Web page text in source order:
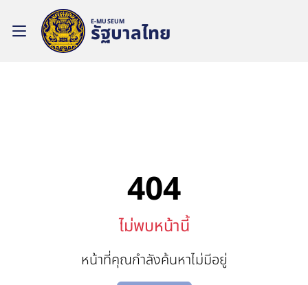
รัฐบาลไทย
E-MUSEUM
404
ไม่พบหน้านี้
หน้าที่คุณกำลังค้นหาไม่มีอยู่